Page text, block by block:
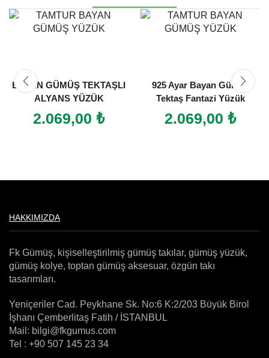
BAYAN GÜMÜŞ TEKTAŞLI
ALYANS YÜZÜK
2.069,00 ₺
925 Ayar Bayan Gümüş
Tektaş Fantazi Yüzük
2.069,00 ₺
HAKKIMIZDA
Fk Gümüş, kişiselleştirilmiş gümüş takılar, gümüş yüzük,
gümüş kolye, toptan gümüş aksesuar, özgün takı
tasarımları.
Yeniçeriler Cad. Peykhane Sk. No:6 K:2/203 Büyük Birol
İşhanı Çemberlitaş Fatih / İSTANBUL
Mail: bilgi@fkgumus.com
Tel : +90 507 145 23 34